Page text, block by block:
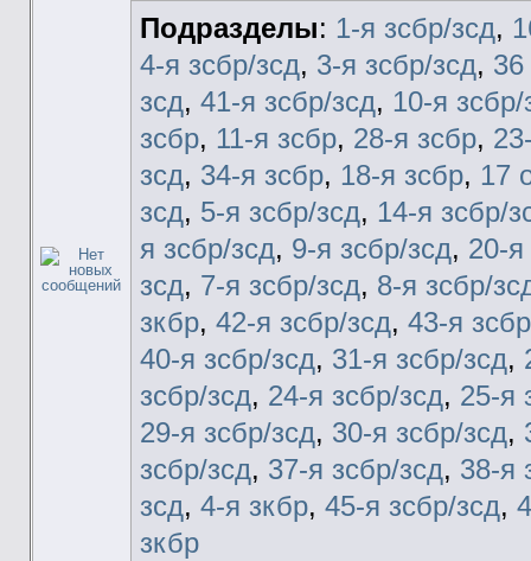
Подразделы: 1-я зсбр/зсд,
4-я зсбр/зсд, 3-я зсбр/зсд, 36
зсд, 41-я зсбр/зсд, 10-я зсбр/
зсбр, 11-я зсбр, 28-я зсбр,
зсд, 34-я зсбр, 18-я зсбр, 17
зсд, 5-я зсбр/зсд, 14-я зсбр/
я зсбр/зсд, 9-я зсбр/зсд, 20-я
зсд, 7-я зсбр/зсд, 8-я зсбр/
зкбр, 42-я зсбр/зсд, 43-я
40-я зсбр/зсд, 31-я зсбр/зсд,
зсбр/зсд, 24-я зсбр/зсд, 25-я
29-я зсбр/зсд, 30-я зсбр/зсд,
зсбр/зсд, 37-я зсбр/зсд, 38-я
зсд, 4-я зкбр, 45-я зсбр/зсд,
зкбр